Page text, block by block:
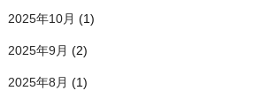
2025年10月 (1)
2025年9月 (2)
2025年8月 (1)